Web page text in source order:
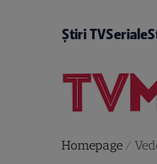
Știri TVSeriale
Homepage/